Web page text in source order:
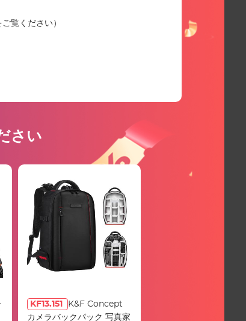
覧ください）
さい
KF13.151
K&F Concept
カメラバックパック 写真家